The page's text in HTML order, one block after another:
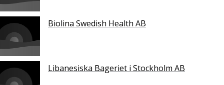
Biolina Swedish Health AB
Libanesiska Bageriet i Stockholm AB